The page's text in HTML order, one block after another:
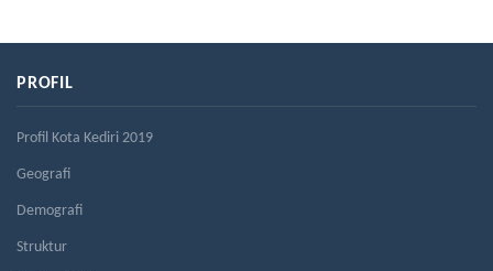
PROFIL
Profil Kota Kediri 2019
Geografi
Demografi
Struktur